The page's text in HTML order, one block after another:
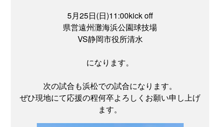
5月25日(日)11:00kick off
県営遠州灘海浜公園球技場
VS静岡市役所清水
になります。
次の試合も浜松での試合になります。
ぜひ現地にて応援の程何卒よろしくお願い申し上げ
ます。